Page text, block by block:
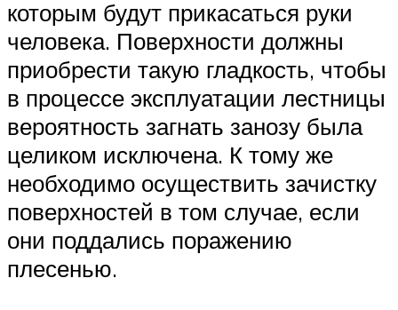
которым будут прикасаться руки
человека. Поверхности должны
приобрести такую гладкость, чтобы
в процессе эксплуатации лестницы
вероятность загнать занозу была
целиком исключена. К тому же
необходимо осуществить зачистку
поверхностей в том случае, если
они поддались поражению
плесенью.